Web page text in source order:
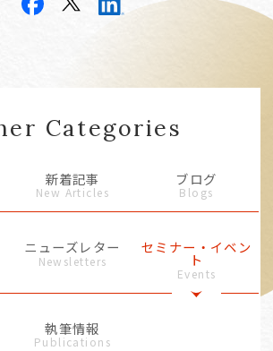
Categories
新着記事
New Articles
ブログ
Blogs
ニューズレター
Newsletters
セミナー・イベン
ト
Events
執筆情報
Publications